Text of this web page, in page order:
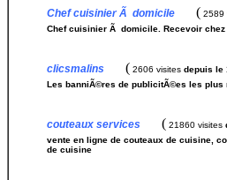
Chef cuisinier Ã domicile ( 2589
Chef cuisinier Ã domicile. Recevoir
clicsmalins ( 2606 visites depuis le
Les banniÃ©res de publicitÃ©es les plus
couteaux services ( 21860 visites
vente en ligne de couteaux de cuisine,
de cuisine